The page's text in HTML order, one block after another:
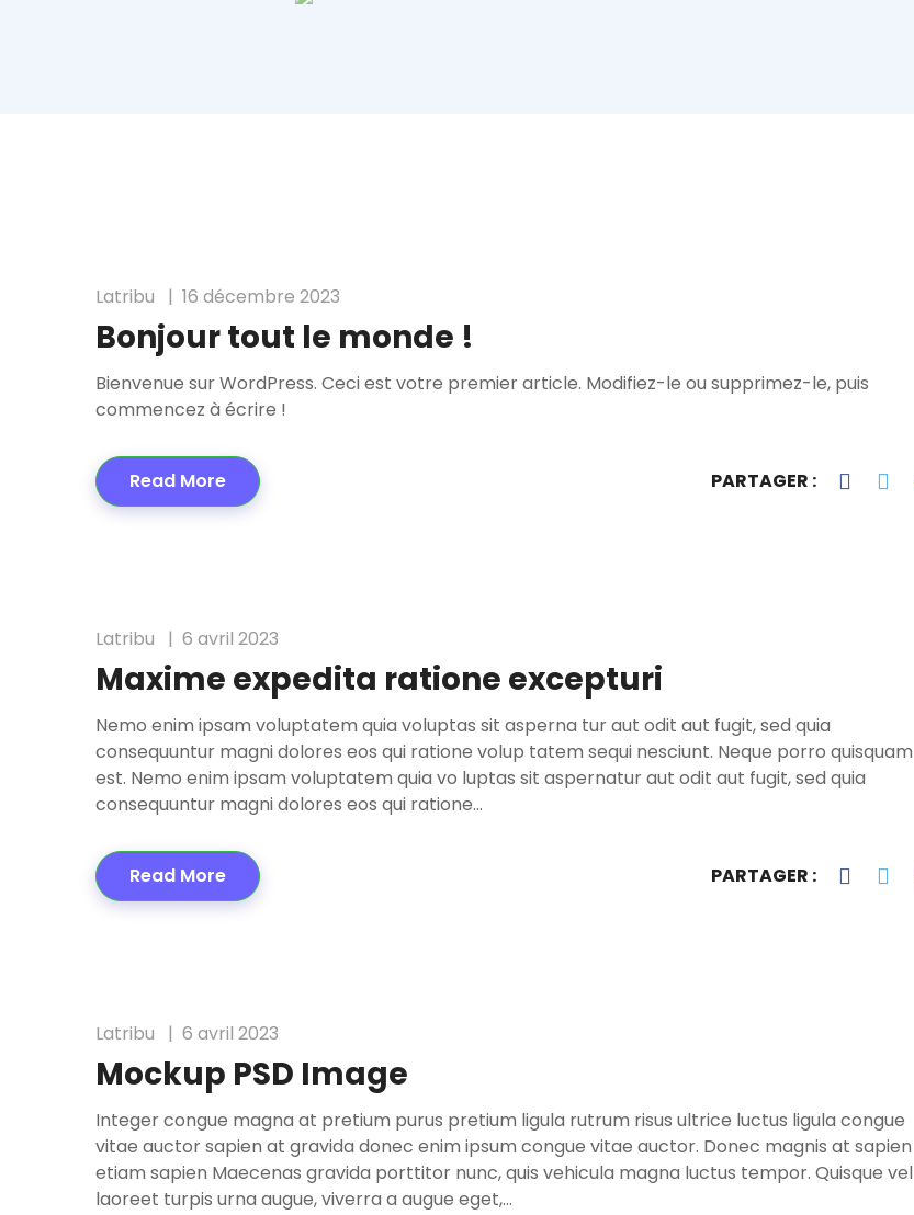
Latribu 16 décembre 2023
Bonjour tout le monde !
Bienvenue sur WordPress. Ceci est votre premier article. Modifiez-le ou supprimez-le, puis
commencez à écrire !
Read More PARTAGER :
Latribu 6 avril 2023
Maxime expedita ratione excepturi
Nemo enim ipsam voluptatem quia voluptas sit asperna tur aut odit aut fugit, sed quia
consequuntur magni dolores eos qui ratione volup tatem sequi nesciunt. Neque porro quisquam
est. Nemo enim ipsam voluptatem quia vo luptas sit aspernatur aut odit aut fugit, sed quia
consequuntur magni dolores eos qui ratione…
Read More PARTAGER :
Latribu 6 avril 2023
Mockup PSD Image
Integer congue magna at pretium purus pretium ligula rutrum risus ultrice luctus ligula congue
vitae auctor sapien at gravida donec enim ipsum congue vitae auctor. Donec magnis at sapien
etiam sapien Maecenas gravida porttitor nunc, quis vehicula magna luctus tempor. Quisque vel
laoreet turpis urna augue, viverra a augue eget,…